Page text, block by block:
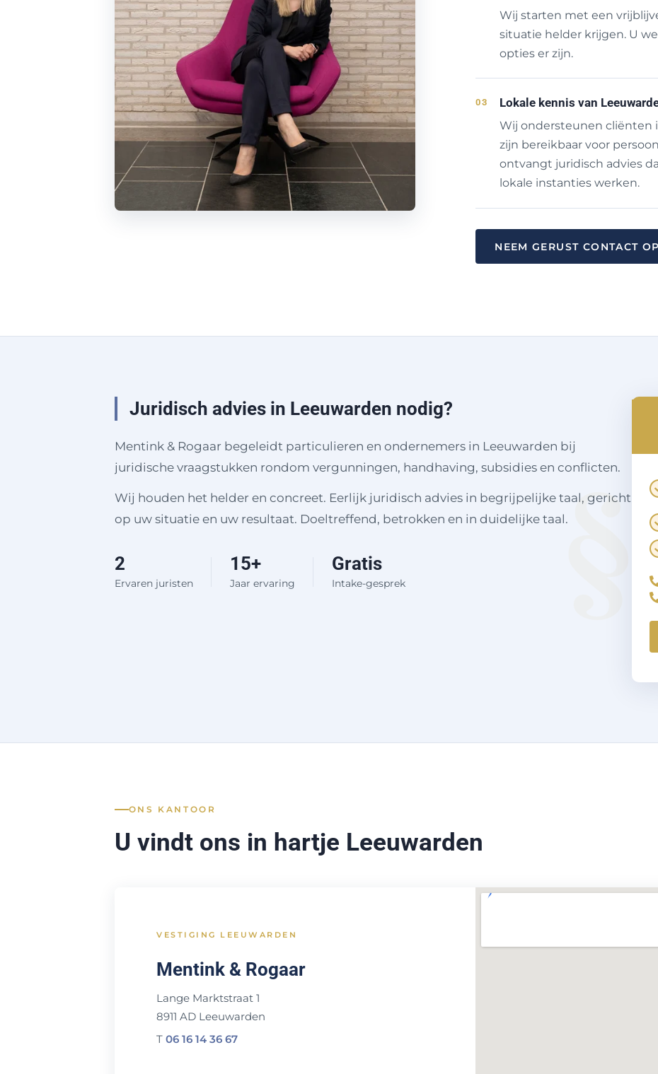
Wij starten met een
situatie helder krijgen. U
opties er zijn.
03 Lokale kennis van
Wij ondersteunen cliënten
zijn bereikbaar voor
ontvangt juridisch advies
lokale instanties werken.
NEEM GERUST CONTACT OP
§
Juridisch advies in Leeuwarden nodig?
Mentink & Rogaar begeleidt particulieren en ondernemers in Leeuwarden bij
juridische vraagstukken rondom vergunningen, handhaving, subsidies en conflicten.
Wij houden het helder en concreet. Eerlijk juridisch advies in begrijpelijke taal, gericht
op uw situatie en uw resultaat. Doeltreffend, betrokken en in duidelijke taal.
2
Ervaren juristen
15+
Jaar ervaring
Gratis
Intake-gesprek
ONS KANTOOR
U vindt ons in hartje Leeuwarden
VESTIGING LEEUWARDEN
Mentink & Rogaar
Lange Marktstraat 1
8911 AD Leeuwarden
T 06 16 14 36 67